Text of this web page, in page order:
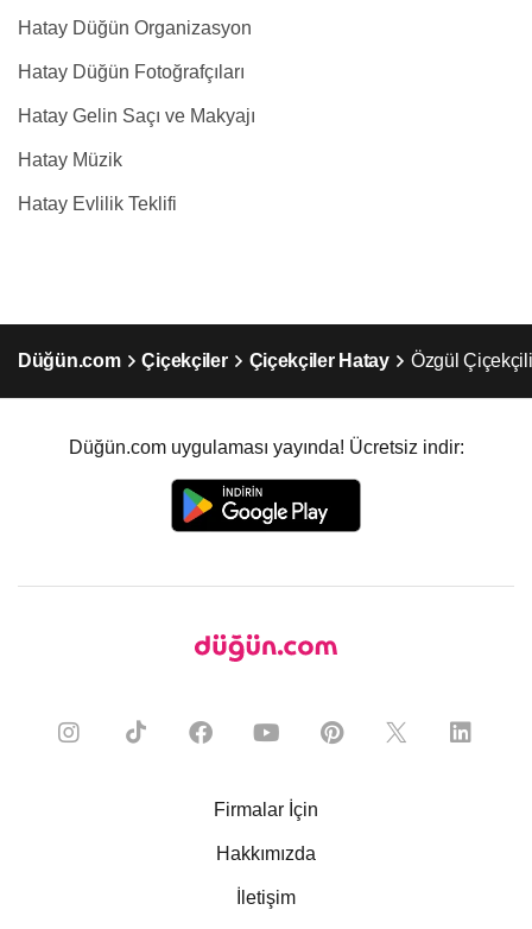
Hatay Düğün Organizasyon
Hatay Düğün Fotoğrafçıları
Hatay Gelin Saçı ve Makyajı
Hatay Müzik
Hatay Evlilik Teklifi
Düğün.com Çiçekçiler Çiçekçiler Hatay Özgül
Düğün.com uygulaması yayında! Ücretsiz indir:
Firmalar İçin
Hakkımızda
İletişim